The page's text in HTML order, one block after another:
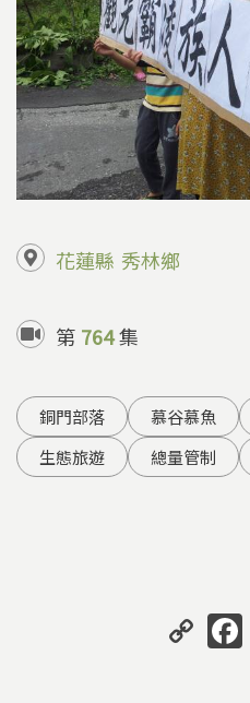
花蓮縣 秀林鄉
第 764集
銅門部落 慕谷慕魚
生態旅遊
總量管制
C
o